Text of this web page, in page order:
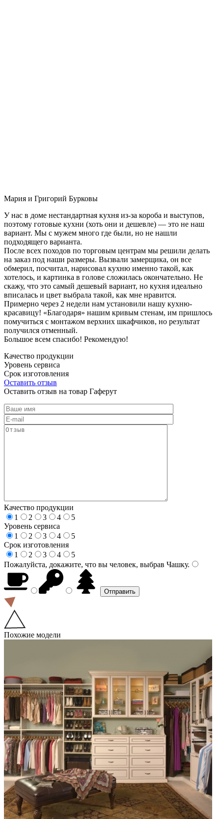
Мария и Григорий Бурковы
У нас в доме нестандартная кухня из-за короба и выступов,
поэтому готовые кухни (хоть они и дешевле) — это не наш
вариант. Мы с мужем много где были, но не нашли
подходящего варианта.
После всех походов по торговым центрам мы решили делать
на заказ под наши размеры. Вызвали замерщика, он все
обмерил, посчитал, нарисовал кухню именно такой, как
хотелось, и картинка в голове сложилась окончательно. Не
скажу, что это самый дешевый вариант, но кухня идеально
вписалась и цвет выбрала такой, как мне нравится.
Примерно через 2 недели нам установили нашу кухню-
красавицу! «Благодаря» нашим кривым стенам, им пришлось
помучиться с монтажом верхних шкафчиков, но результат
получился отменный.
Большое всем спасибо! Рекомендую!
Качество продукции
Уровень сервиса
Срок изготовления
Оставить отзыв
Оставить отзыв на товар Гаферут
Качество продукции
1
2 3 4
5
Уровень сервиса
1
2 3 4
5
Срок изготовления
1
2 3 4
5
Пожалуйста, докажите, что вы человек, выбрав Чашку.
Похожие модели